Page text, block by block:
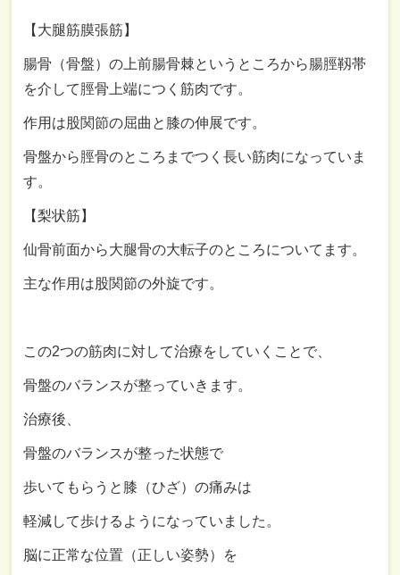
【大腿筋膜張筋】
腸骨（骨盤）の上前腸骨棘というところから腸脛靱帯
を介して脛骨上端につく筋肉です。
作用は股関節の屈曲と膝の伸展です。
骨盤から脛骨のところまでつく長い筋肉になっていま
す。
【梨状筋】
仙骨前面から大腿骨の大転子のところについてます。
主な作用は股関節の外旋です。
この2つの筋肉に対して治療をしていくことで、
骨盤のバランスが整っていきます。
治療後、
骨盤のバランスが整った状態で
歩いてもらうと膝（ひざ）の痛みは
軽減して歩けるようになっていました。
脳に正常な位置（正しい姿勢）を